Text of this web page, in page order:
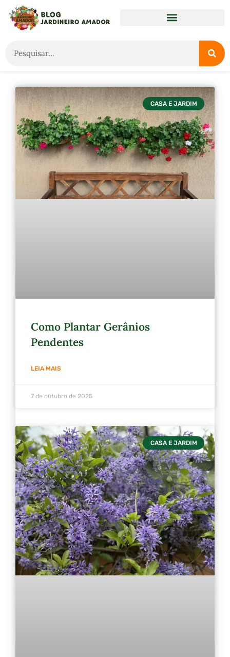
CASA E JARDIM
Como Plantar Gerânios
Pendentes
LEIA MAIS
7 de outubro de 2025
CASA E JARDIM